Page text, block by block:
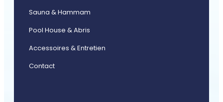
Sauna & Hammam
Pool House & Abris
Accessoires & Entretien
Contact